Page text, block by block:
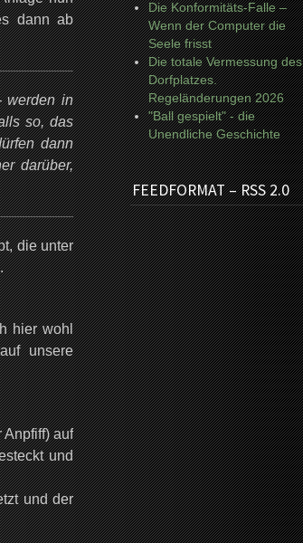
dann ab
werden in
so, das
dann
darüber,
die unter
hier wohl
unsere
auf
und
und der
Die Konformitäts-Falle –
Wenn der Computer die
Seele frisst
Die totale Vermessung des
Dorfplatzes.
Regeländerungen 2026
"Ball gespielt" - die
Unendliche Geschichte
FEEDFORMAT – RSS 2.0